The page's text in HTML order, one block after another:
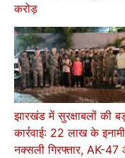
करोड़
झारखंड में सुरक्षाबलों की
कार्रवाई: 22 लाख के
नक्सली गिरफ्तार, AK-47